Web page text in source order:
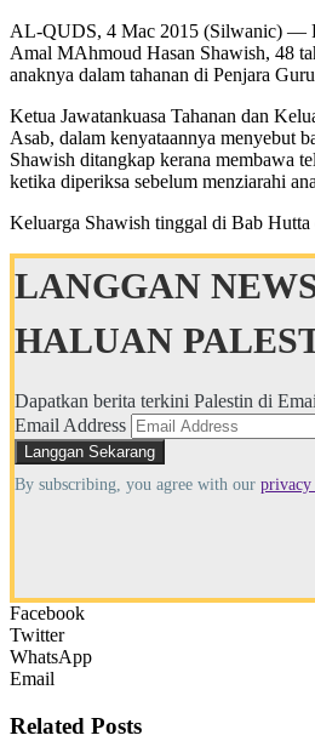
AL-QUDS, 4 Mac 2015 (Silwanic) —
Amal MAhmoud Hasan Shawish, 48
anaknya dalam tahanan di Penjara
Ketua Jawatankuasa Tahanan dan
Asab, dalam kenyataannya menyebut
Shawish ditangkap kerana membawa
ketika diperiksa sebelum menziarahi
Keluarga Shawish tinggal di Bab
LANGGAN
HALUAN
Dapatkan berita terkini Palestin di
Email Address
By subscribing, you agree with our
Facebook
Twitter
WhatsApp
Email
Related Posts